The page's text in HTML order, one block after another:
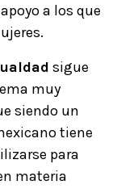
a los que
sigue
muy
siendo un
tiene
para
materia